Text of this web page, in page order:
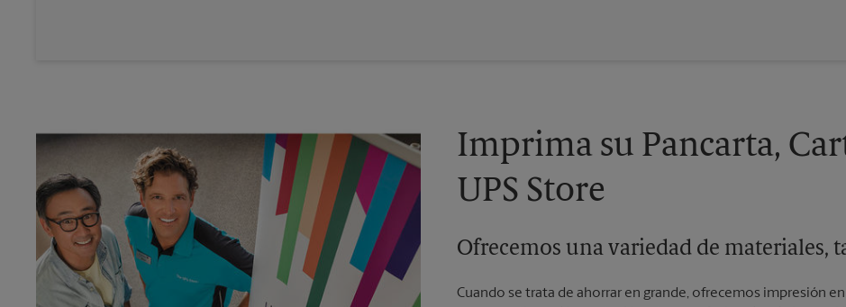
Imprima su Pancarta,
UPS Store
Ofrecemos una variedad de materiales,
Cuando se trata de ahorrar en grande, ofrecemos impresión